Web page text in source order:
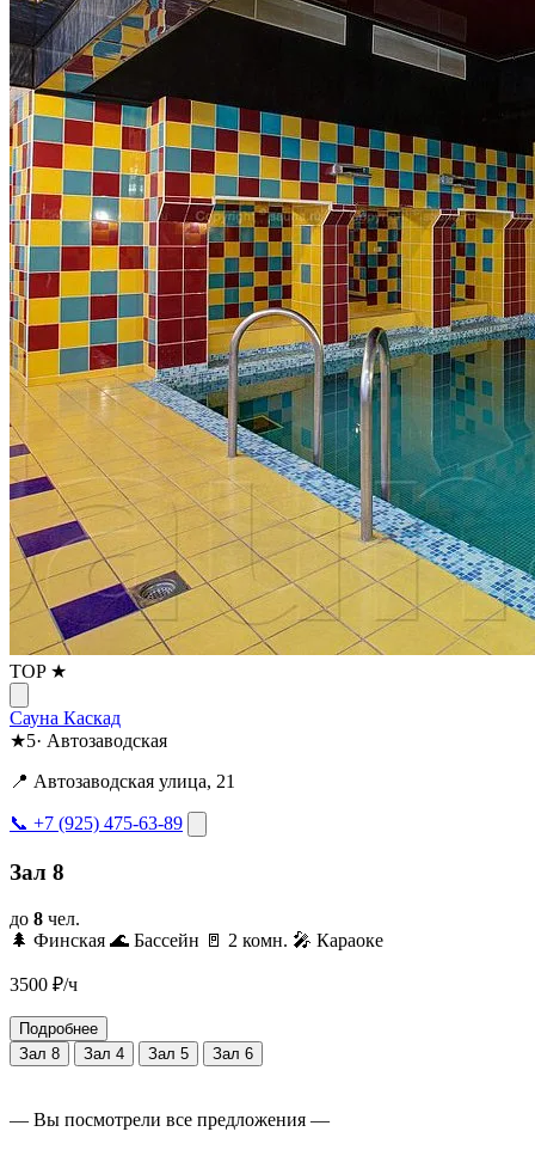
TOP ★
Сауна Каскад
★5· Автозаводская
📍 Автозаводская улица, 21
📞 +7 (925) 475-63-89
Зал 8
до 8 чел.
🌲 Финская 🌊 Бассейн 🚪 2 комн. 🎤 Караоке
3500 ₽/ч
Подробнее
Зал 8
Зал 4 Зал 5 Зал 6
— Вы посмотрели все предложения —